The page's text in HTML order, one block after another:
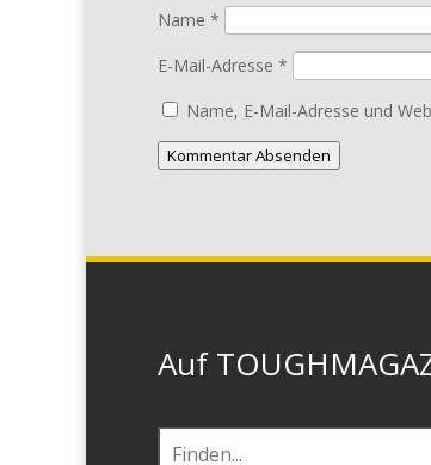
Name *
E-Mail-Adresse *
Name, E-Mail-Adresse und
Kommentar Absenden
Auf